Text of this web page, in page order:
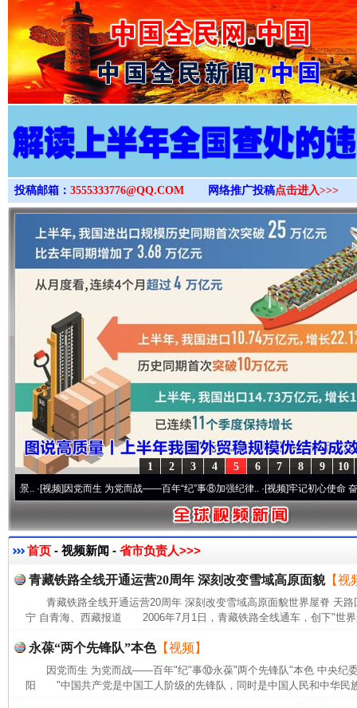
>
投稿邮箱： 3555333776@QQ.COM 网络推广投稿点击进入>>>
10
9
8
7
6
5
4
3
2
1
视频]因党而生 为党而战——百年“纪”事⑧加强纪律..·[视频]牢记初心使命 奋进复兴
首页 - 视频新闻 - 省市负责人>>>
青藏铁路全线开通运营20周年 深刻改变雪域高原面貌【视
青藏铁路全线开通运营20周年 深刻改变雪域高原面貌世界屋脊 天
宁 自青海、西藏报道 2006年7月1日，青藏铁路全线通车，创下"世界
永葆“两个先锋队”本色【视频】
因党而生 为党而战——百年"纪"事⑩永葆"两个先锋队"本色 中央纪
阳 "中国共产党是中国工人阶级的先锋队，同时是中国人民和中华民